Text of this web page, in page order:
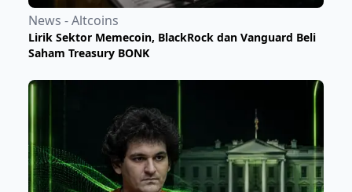
News - Altcoins
Lirik Sektor Memecoin, BlackRock dan Vanguard Beli
Saham Treasury BONK